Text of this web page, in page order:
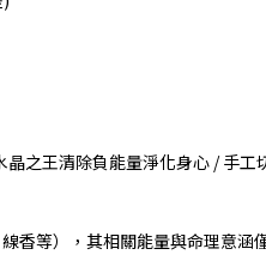
之王清除負能量淨化身心 / 手工
香等），其相關能量與命理意涵